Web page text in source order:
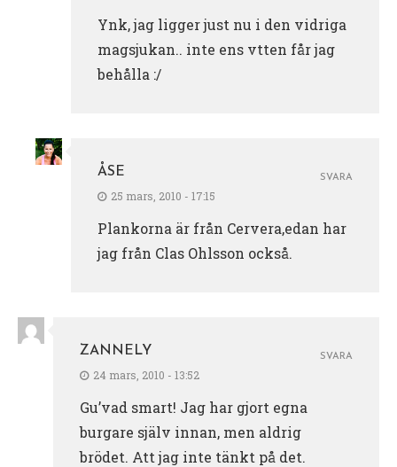
Ynk, jag ligger just nu i den vidriga
magsjukan.. inte ens vtten får jag
behålla :/
ÅSE
25 mars, 2010 - 17:15
Plankorna är från Cervera,edan har
jag från Clas Ohlsson också.
SVARA
ZANNELY
24 mars, 2010 - 13:52
Gu’vad smart! Jag har gjort egna
burgare själv innan, men aldrig
brödet. Att jag inte tänkt på det.
SVARA